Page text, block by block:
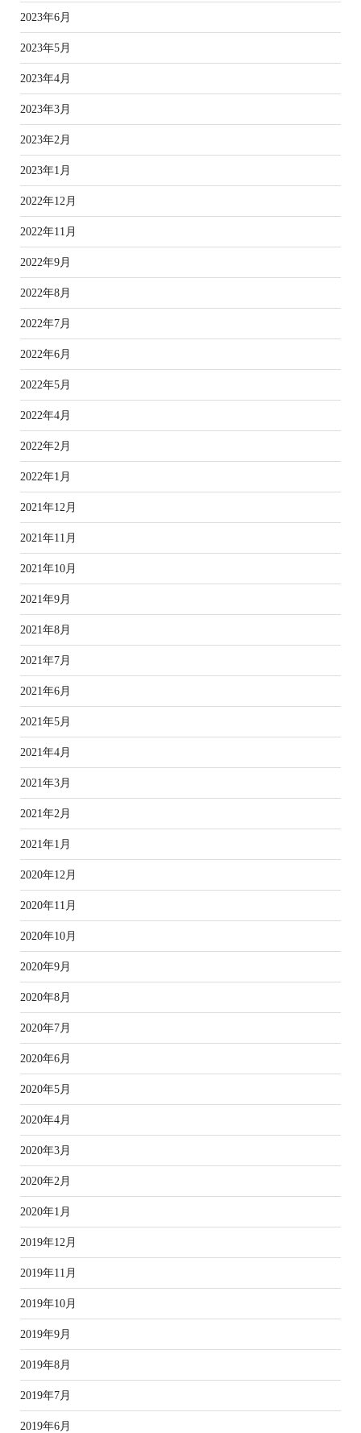
2023年6月
2023年5月
2023年4月
2023年3月
2023年2月
2023年1月
2022年12月
2022年11月
2022年9月
2022年8月
2022年7月
2022年6月
2022年5月
2022年4月
2022年2月
2022年1月
2021年12月
2021年11月
2021年10月
2021年9月
2021年8月
2021年7月
2021年6月
2021年5月
2021年4月
2021年3月
2021年2月
2021年1月
2020年12月
2020年11月
2020年10月
2020年9月
2020年8月
2020年7月
2020年6月
2020年5月
2020年4月
2020年3月
2020年2月
2020年1月
2019年12月
2019年11月
2019年10月
2019年9月
2019年8月
2019年7月
2019年6月